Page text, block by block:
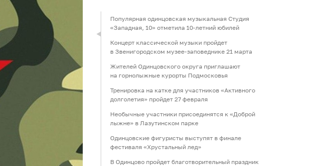
Популярная одинцовская музыкальная Студия
«Западная, 10» отметила 10-летний юбилей
Концерт классической музыки пройдет
в Звенигородском музее-заповеднике 21 марта
Жителей Одинцовского округа приглашают
на горнолыжные курорты Подмосковья
Тренировка на катке для участников «Активного
долголетия» пройдет 27 февраля
Необычные участники присоединятся к «Доброй
лыжне» в Лазутинском парке
Одинцовские фигуристы выступят в финале
фестиваля «Хрустальный лед»
В Одинцово пройдет благотворительный праздник